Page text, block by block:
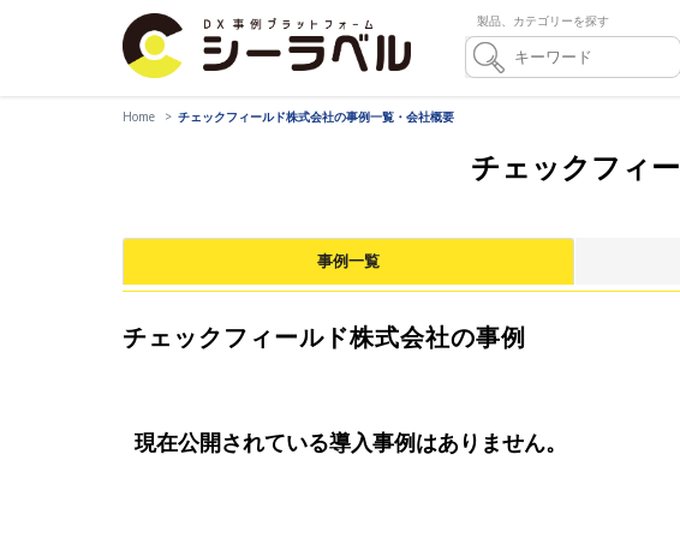
製品、カテゴリーを探す
Home チェックフィールド株式会社の事例一覧・会社概要
チェックフィ
事例一覧
チェックフィールド株式会社の事例
現在公開されている導入事例はありません。